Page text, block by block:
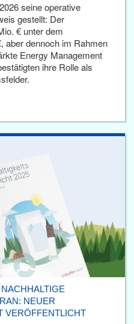
seine operative
gestellt: Der
€ unter dem
aber dennoch im Rahmen
Energy Management
ihre Rolle als
NEUER
VERÖFFENTLICHT